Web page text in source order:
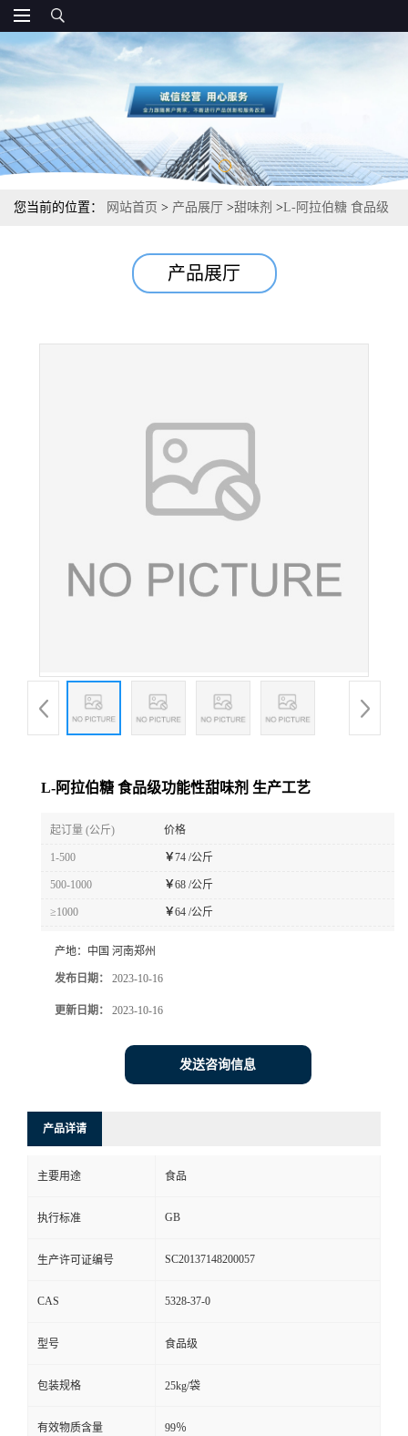
您当前的位置： 网站首页 > 产品展厅 >甜味剂 >L-阿拉伯糖 食品级
产品展厅
L-阿拉伯糖 食品级功能性甜味剂 生产工艺
起订量 (公斤) 价格
1-500 ￥74 /公斤
500-1000 ￥68 /公斤
≥1000 ￥64 /公斤
产地： 中国 河南郑州
发布日期： 2023-10-16
更新日期： 2023-10-16
发送咨询信息
产品详请
主要用途 食品
执行标准 GB
生产许可证编号 SC20137148200057
CAS 5328-37-0
型号 食品级
包装规格 25kg/袋
有效物质含量 99％